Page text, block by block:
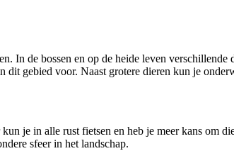
In de bossen en op de heide leven
gebied voor. Naast grotere dieren kun je
je in alle rust fietsen en heb je meer kans om
sfeer in het landschap.